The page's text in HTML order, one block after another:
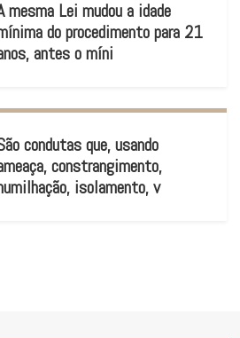
mesma Lei mudou a idade
do procedimento para 21
antes o míni
condutas que, usando
constrangimento,
isolamento, v